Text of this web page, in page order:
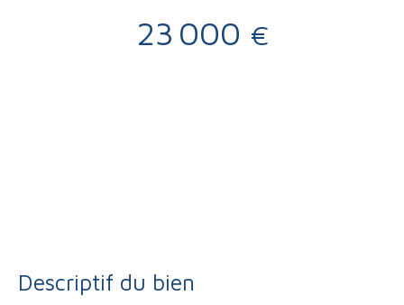
23 000 €
Descriptif du bien